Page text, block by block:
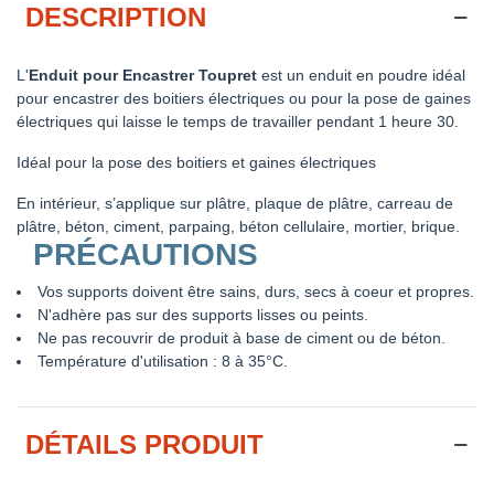
DESCRIPTION
L'Enduit pour Encastrer Toupret est un enduit en poudre idéal
pour encastrer des boitiers électriques ou pour la pose de gaines
électriques qui laisse le temps de travailler pendant 1 heure 30.
Idéal pour la pose des boitiers et gaines électriques
En intérieur, s’applique sur plâtre, plaque de plâtre, carreau de
plâtre, béton, ciment, parpaing, béton cellulaire, mortier, brique.
PRÉCAUTIONS
Vos supports doivent être sains, durs, secs à coeur et propres.
N'adhère pas sur des supports lisses ou peints.
Ne pas recouvrir de produit à base de ciment ou de béton.
Température d'utilisation : 8 à 35°C.
DÉTAILS PRODUIT